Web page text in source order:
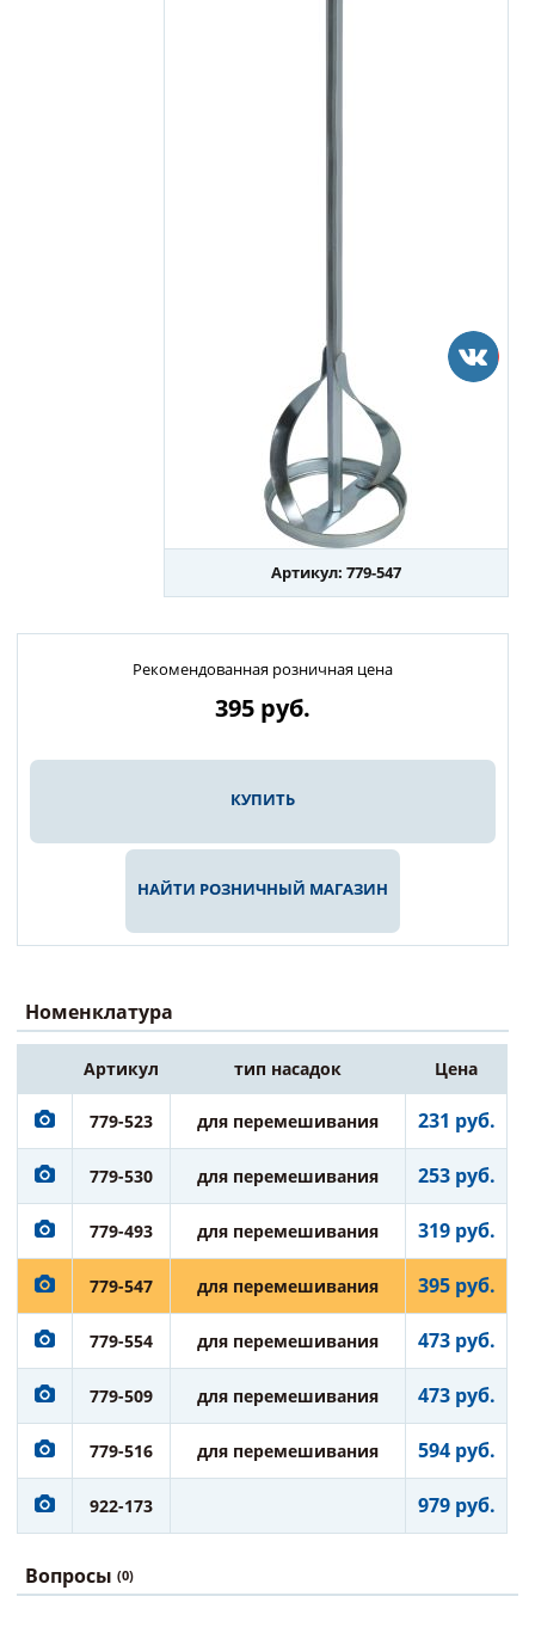
Артикул: 779-547
Рекомендованная розничная цена
395 руб.
КУПИТЬ
НАЙТИ РОЗНИЧНЫЙ МАГАЗИН
Номенклатура
Артикул тип насадок Цена
779-523 для перемешивания 231 руб.
779-530 для перемешивания 253 руб.
779-493 для перемешивания 319 руб.
779-547 для перемешивания 395 руб.
779-554 для перемешивания 473 руб.
779-509 для перемешивания 473 руб.
779-516 для перемешивания 594 руб.
922-173 979 руб.
Вопросы (0)